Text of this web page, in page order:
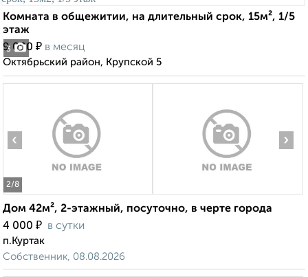
3
Комната в общежитии, на длительный срок, 15м², 1/5
этаж
9 000 ₽ в месяц
Октябрьский район, Крупской 5
2/8
‹ ›
Дом 42м², 2-этажный, посуточно, в черте города
4 000 ₽ в сутки
п.Куртак
Собственник, 08.08.2026